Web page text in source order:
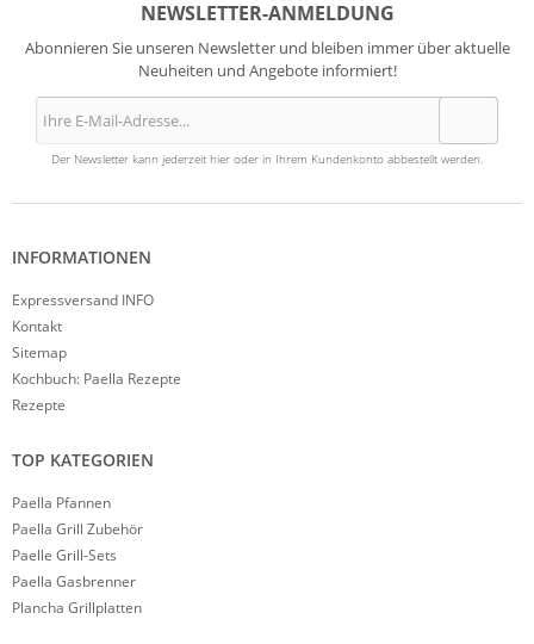
NEWSLETTER-ANMELDUNG
Abonnieren Sie unseren Newsletter und bleiben immer über aktuelle
Neuheiten und Angebote informiert!
Der Newsletter kann jederzeit hier oder in Ihrem Kundenkonto abbestellt werden.
INFORMATIONEN
Expressversand INFO
Kontakt
Sitemap
Kochbuch: Paella Rezepte
Rezepte
TOP KATEGORIEN
Paella Pfannen
Paella Grill Zubehör
Paelle Grill-Sets
Paella Gasbrenner
Plancha Grillplatten